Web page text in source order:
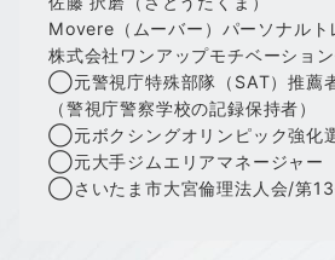
Movere（ムーバー）パーソナルト
株式会社ワンアップモチベーショ
◯元警視庁特殊部隊（SAT）推薦
（警視庁警察学校の記録保持者）
◯元ボクシングオリンピック強化
◯元大手ジムエリアマネージャー
◯さいたま市大宮倫理法人会/第13